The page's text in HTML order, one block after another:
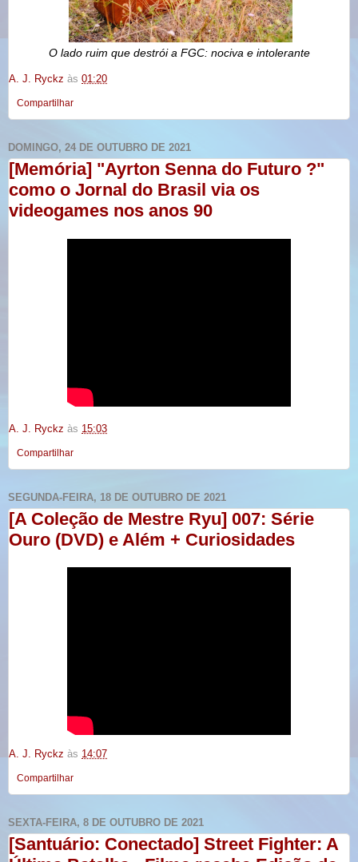
O lado ruim que destrói a FGC: nociva e intolerante
A. J. Ryckz às 01:20
Compartilhar
DOMINGO, 24 DE OUTUBRO DE 2021
[Memória] "Ayrton Senna do Futuro ?"
como o Jornal do Brasil via os
videogames nos anos 90
A. J. Ryckz às 15:03
Compartilhar
SEGUNDA-FEIRA, 18 DE OUTUBRO DE 2021
[A Coleção de Mestre Ryu] 007: Série
Ouro (DVD) e Além + Curiosidades
A. J. Ryckz às 14:07
Compartilhar
SEXTA-FEIRA, 8 DE OUTUBRO DE 2021
[Santuário: Conectado] Street Fighter: A